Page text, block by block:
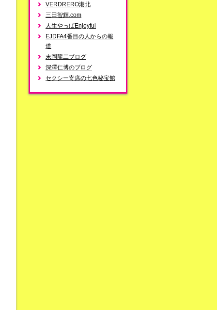
VERDRERO港北
三田智輝.com
人生やっぱEnjoyful
EJDFA4番目の人からの報
道
末岡龍二ブログ
深澤仁博のブログ
セクシー寄席の七色秘宝館